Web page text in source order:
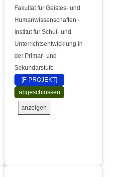
Fakultät für Geistes- und
Humanwissenschaften -
Institut für Schul- und
Unterrichtsentwicklung in
der Primar- und
Sekundarstufe
[F-PROJEKT]
abgeschlossen
anzeigen